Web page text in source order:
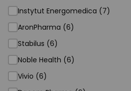
Instytut Energomedica (7)
AronPharma (6)
Stabilus (6)
Noble Health (6)
Vivio (6)